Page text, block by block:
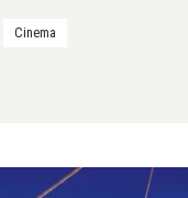
Cinema